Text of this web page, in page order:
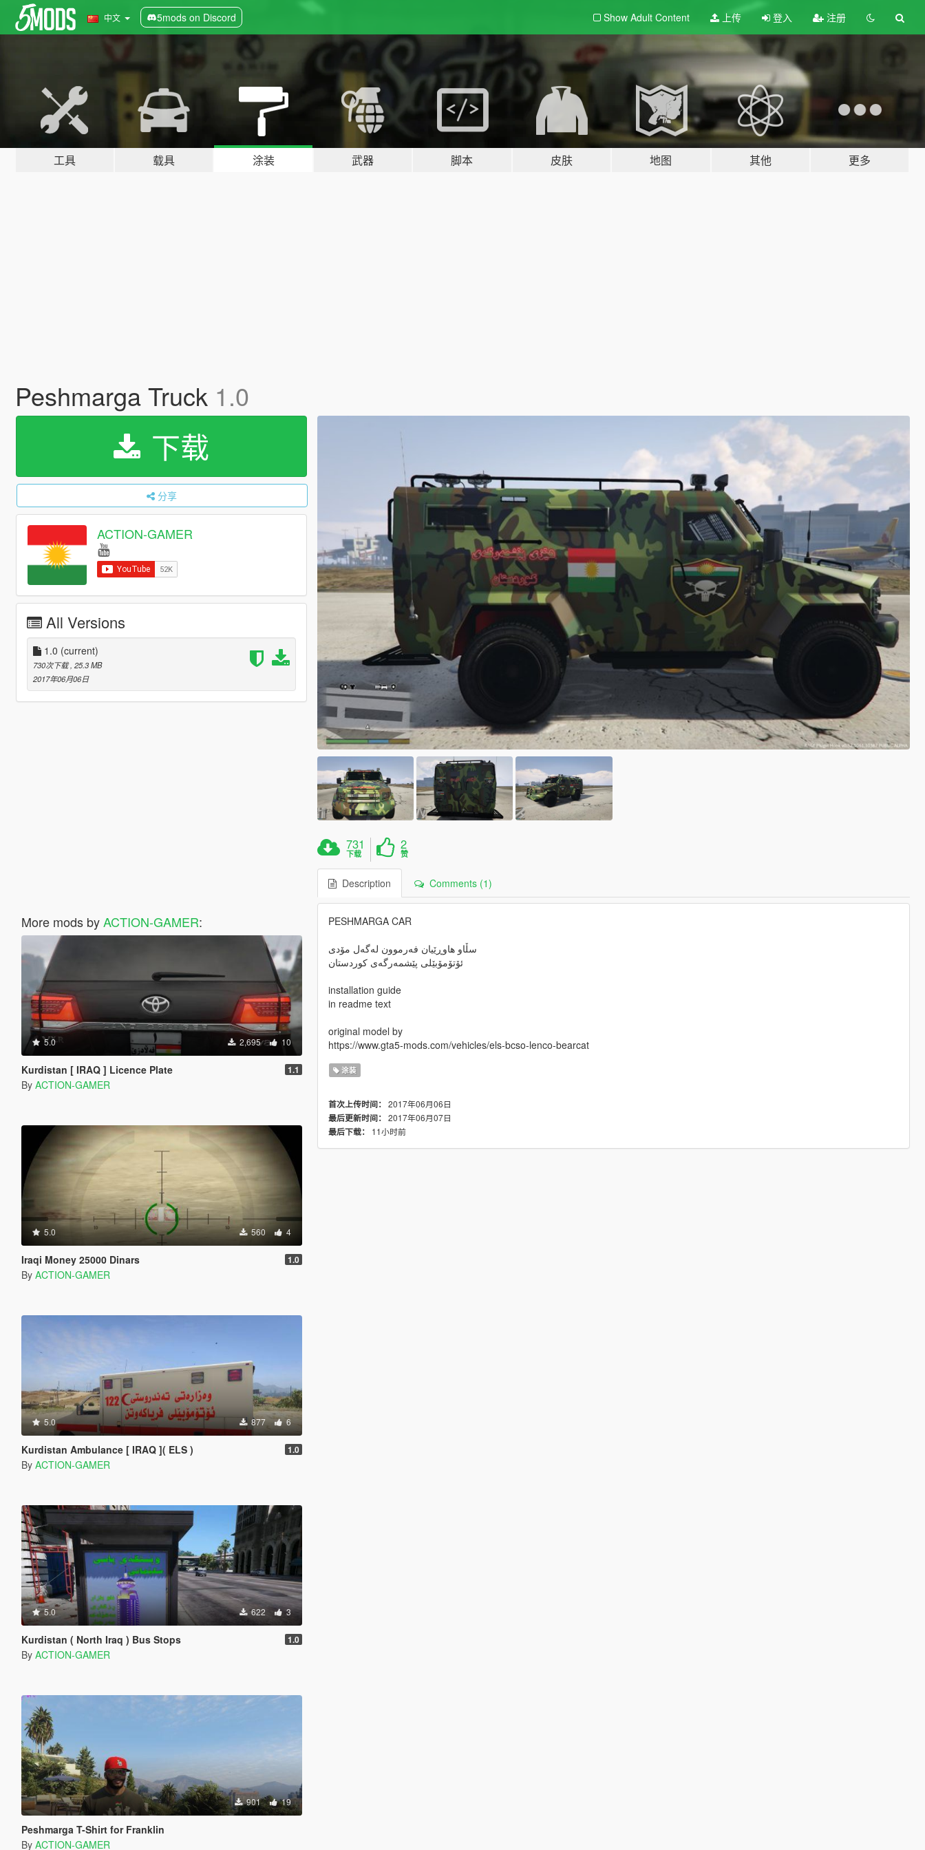
中文 5mods on Discord Show Adult Content 上传 登入 注册
工具 载具 涂装 武器 脚本 皮肤 地图 其他 更多
Peshmarga Truck 1.0
下载
分享
ACTION-GAMER
All Versions
1.0 (current)
730次下载 , 25.3 MB
2017年06月06日
More mods byACTION-GAMER:
5.0 2,695 10
Kurdistan [ IRAQ ] Licence Plate 1.1
By ACTION-GAMER
5.0 560 4
Iraqi Money 25000 Dinars 1.0
By ACTION-GAMER
5.0 877 6
Kurdistan Ambulance [ IRAQ ]( ELS ) 1.0
By ACTION-GAMER
5.0 622 3
Kurdistan ( North Iraq ) Bus Stops 1.0
By ACTION-GAMER
901 19
Peshmarga T-Shirt for Franklin
By ACTION-GAMER
731
下载
2
赞
Description Comments (1)
PESHMARGA CAR
سڵاو هاوڕێیان فەرموون لەگەل مۆدی
ئۆتۆمۆبێلی پێشمەرگەی کوردستان
installation guide
in readme text
original model by
https://www.gta5-mods.com/vehicles/els-bcso-lenco-bearcat
涂装
首次上传时间： 2017年06月06日
最后更新时间： 2017年06月07日
最后下载：
11小时前